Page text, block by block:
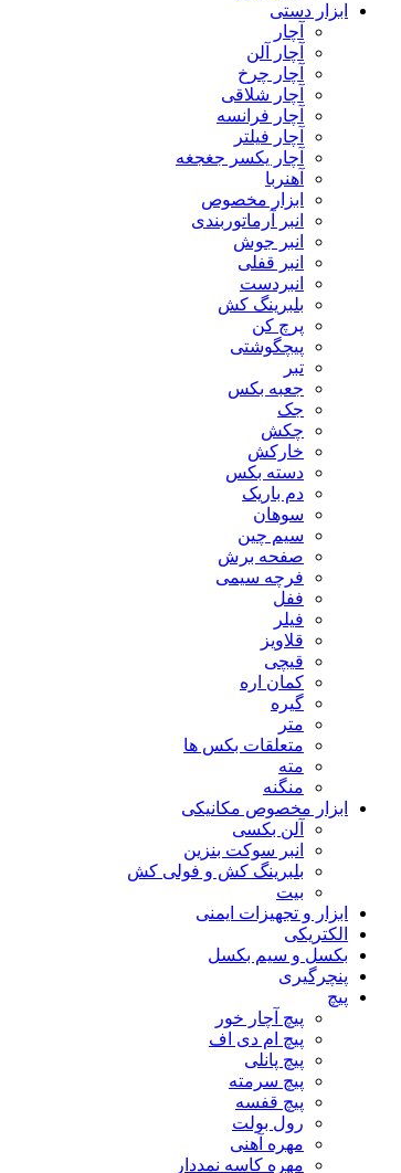
ابزار دستی
آچار
آچار آلن
آچار چرخ
آچار شلاقی
آچار فرانسه
آچار فیلتر
آچار یکسر جغجغه
آهنربا
ابزار مخصوص
انبر آرماتوربندی
انبر جوش
انبر قفلی
انبردست
بلبرینگ کش
پرچ کن
پیچگوشتی
تبر
جعبه بکس
جک
چکش
خارکش
دسته بکس
دم باریک
سوهان
سیم چین
صفحه برش
فرچه سیمی
ففل
فیلر
قلاویز
قیچی
کمان اره
گیره
متر
متعلقات بکس ها
مته
منگنه
ابزار مخصوص مکانیکی
آلن بکسی
انبر سوکت بنزین
بلبرینگ کش و فولی کش
بیت
ابزار و تجهیزات ایمنی
الکتریکی
بکسل و سیم بکسل
پنچرگیری
پیچ
پیچ آچار خور
پیچ ام دی اف
پیچ پانلی
پیچ سرمته
پیچ قفسه
رول بولت
مهره آهنی
مهره کاسه نمددار